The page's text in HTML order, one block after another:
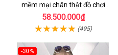
mềm mại chân thật đồ chơi
người lớn cao cấp
58.500.000₫
(495)
-30%